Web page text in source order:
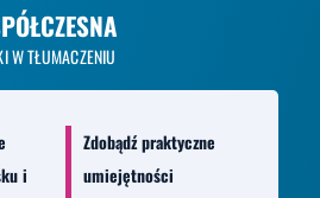
W TŁUMACZENIU
i
Zdobądź praktyczne
umiejętności